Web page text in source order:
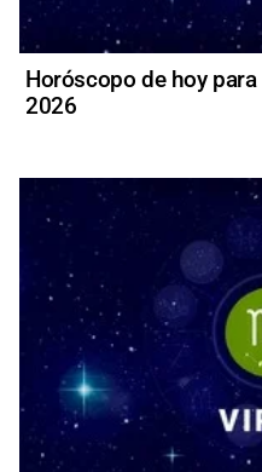
Horóscopo de hoy
2026